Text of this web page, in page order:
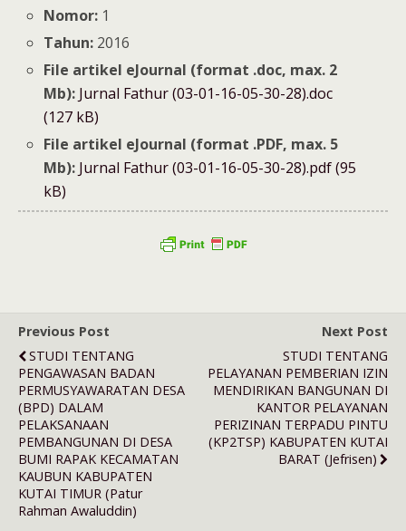
Nomor: 1
Tahun: 2016
File artikel eJournal (format .doc, max. 2
Mb): Jurnal Fathur (03-01-16-05-30-28).doc
(127 kB)
File artikel eJournal (format .PDF, max. 5
Mb): Jurnal Fathur (03-01-16-05-30-28).pdf (95
kB)
Previous Post
STUDI TENTANG
PENGAWASAN BADAN
PERMUSYAWARATAN DESA
(BPD) DALAM
PELAKSANAAN
PEMBANGUNAN DI DESA
BUMI RAPAK KECAMATAN
KAUBUN KABUPATEN
KUTAI TIMUR (Patur
Rahman Awaluddin)
Next Post
STUDI TENTANG
PELAYANAN PEMBERIAN IZIN
MENDIRIKAN BANGUNAN DI
KANTOR PELAYANAN
PERIZINAN TERPADU PINTU
(KP2TSP) KABUPATEN KUTAI
BARAT (Jefrisen)